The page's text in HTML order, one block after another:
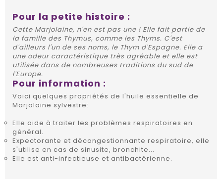
Pour la petite histoire :
Cette Marjolaine, n'en est pas une ! Elle fait partie de
la famille des Thymus, comme les Thyms. C'est
d'ailleurs l'un de ses noms, le Thym d'Espagne. Elle a
une odeur caractéristique très agréable et elle est
utilisée dans de nombreuses traditions du sud de
l'Europe.
Pour information :
Voici quelques propriétés de l'huile essentielle de
Marjolaine sylvestre:
Elle aide à traiter les problèmes respiratoires en
général.
Expectorante et décongestionnante respiratoire, elle
s'utilise en cas de sinusite, bronchite...
Elle est anti-infectieuse et antibactérienne.